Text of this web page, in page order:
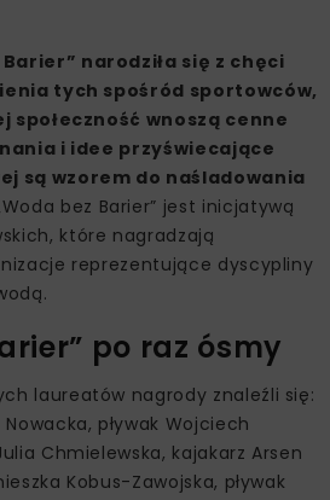
narodziła się z chęci
tych spośród sportowców,
wnoszą cenne
i idee przyświecające
są wzorem do naśladowania
bez Barier” jest inicjatywą
które nagradzają
reprezentujące dyscypliny
po raz ósmy
laureatów nagrody znaleźli się:
pływak Wojciech
Chmielewska, kajakarz Arsen
Kobus-Zawojska, pływak